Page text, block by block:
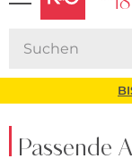
UNSERE APP
CLICK
Passende